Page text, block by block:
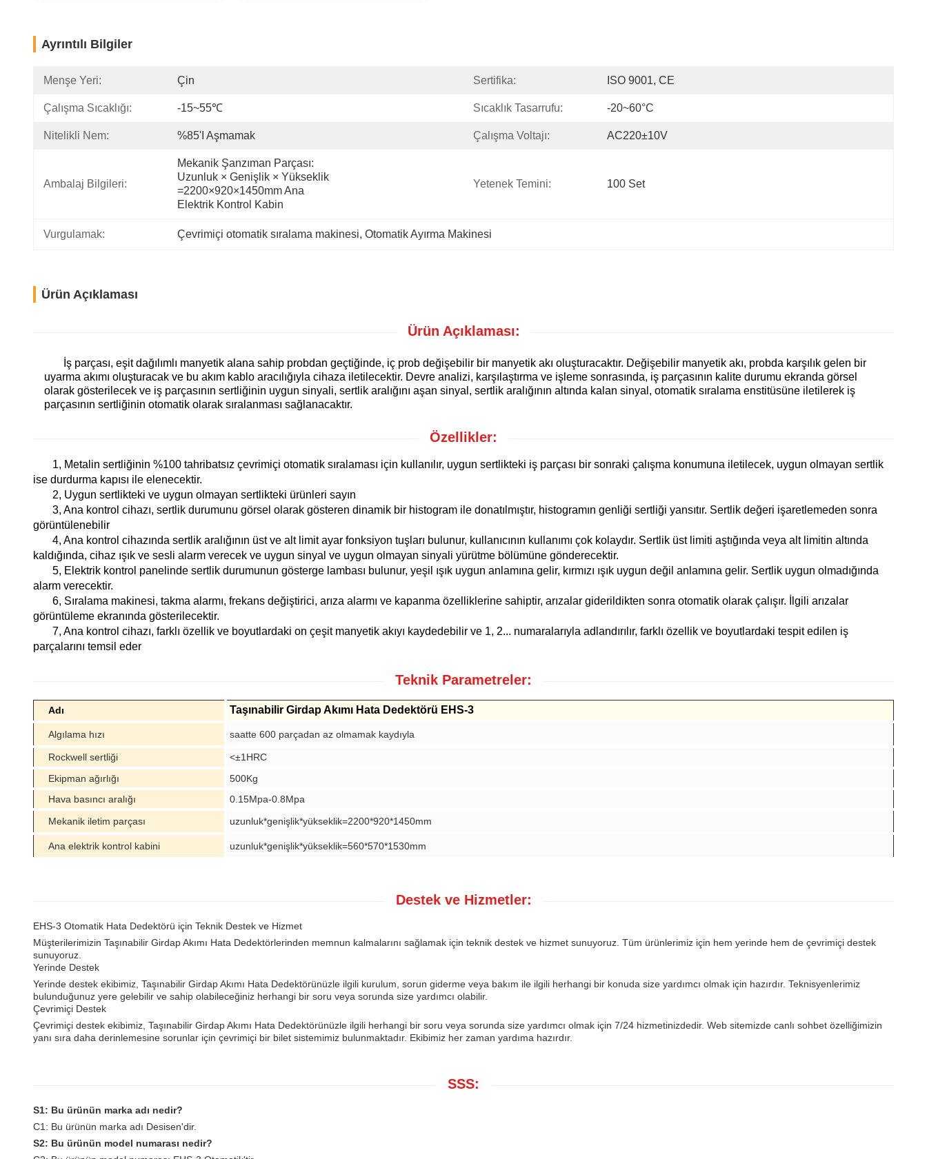
Ayrıntılı Bilgiler
Menşe Yeri: Çin Sertifika: ISO 9001, CE
Çalışma Sıcaklığı: -15~55℃ Sıcaklık Tasarrufu: -20~60°C
Nitelikli Nem: %85'i Aşmamak Çalışma Voltajı: AC220±10V
Ambalaj Bilgileri:
Mekanik Şanzıman Parçası:
Uzunluk × Genişlik × Yükseklik
=2200×920×1450mm Ana
Elektrik Kontrol Kabin
Yetenek Temini: 100 Set
Vurgulamak: Çevrimiçi otomatik sıralama makinesi, Otomatik Ayırma Makinesi
Ürün Açıklaması
Ürün Açıklaması:
İş parçası, eşit dağılımlı manyetik alana sahip probdan geçtiğinde, iç prob değişebilir bir manyetik akı oluşturacaktır. Değişebilir manyetik akı, probda karşılık gelen bir
uyarma akımı oluşturacak ve bu akım kablo aracılığıyla cihaza iletilecektir. Devre analizi, karşılaştırma ve işleme sonrasında, iş parçasının kalite durumu ekranda görsel
olarak gösterilecek ve iş parçasının sertliğinin uygun sinyali, sertlik aralığını aşan sinyal, sertlik aralığının altında kalan sinyal, otomatik sıralama enstitüsüne iletilerek iş
parçasının sertliğinin otomatik olarak sıralanması sağlanacaktır.
Özellikler:
1, Metalin sertliğinin %100 tahribatsız çevrimiçi otomatik sıralaması için kullanılır, uygun sertlikteki iş parçası bir sonraki çalışma konumuna iletilecek, uygun olmayan sertlik
ise durdurma kapısı ile elenecektir.
2, Uygun sertlikteki ve uygun olmayan sertlikteki ürünleri sayın
3, Ana kontrol cihazı, sertlik durumunu görsel olarak gösteren dinamik bir histogram ile donatılmıştır, histogramın genliği sertliği yansıtır. Sertlik değeri işaretlemeden sonra
görüntülenebilir
4, Ana kontrol cihazında sertlik aralığının üst ve alt limit ayar fonksiyon tuşları bulunur, kullanıcının kullanımı çok kolaydır. Sertlik üst limiti aştığında veya alt limitin altında
kaldığında, cihaz ışık ve sesli alarm verecek ve uygun sinyal ve uygun olmayan sinyali yürütme bölümüne gönderecektir.
5, Elektrik kontrol panelinde sertlik durumunun gösterge lambası bulunur, yeşil ışık uygun anlamına gelir, kırmızı ışık uygun değil anlamına gelir. Sertlik uygun olmadığında
alarm verecektir.
6, Sıralama makinesi, takma alarmı, frekans değiştirici, arıza alarmı ve kapanma özelliklerine sahiptir, arızalar giderildikten sonra otomatik olarak çalışır. İlgili arızalar
görüntüleme ekranında gösterilecektir.
7, Ana kontrol cihazı, farklı özellik ve boyutlardaki on çeşit manyetik akıyı kaydedebilir ve 1, 2... numaralarıyla adlandırılır, farklı özellik ve boyutlardaki tespit edilen iş
parçalarını temsil eder
Teknik Parametreler:
Adı Taşınabilir Girdap Akımı Hata Dedektörü EHS-3
Algılama hızı saatte 600 parçadan az olmamak kaydıyla
Rockwell sertliği
<±1HRC
Ekipman ağırlığı
500Kg
Hava basıncı aralığı
0.15Mpa-0.8Mpa
Mekanik iletim parçası
uzunluk*genişlik*yükseklik=2200*920*1450mm
Ana elektrik kontrol kabini uzunluk*genişlik*yükseklik=560*570*1530mm
Destek ve Hizmetler:
EHS-3 Otomatik Hata Dedektörü için Teknik Destek ve Hizmet
Müşterilerimizin Taşınabilir Girdap Akımı Hata Dedektörlerinden memnun kalmalarını sağlamak için teknik destek ve hizmet sunuyoruz. Tüm ürünlerimiz için hem yerinde hem de çevrimiçi destek
sunuyoruz.
Yerinde Destek
Yerinde destek ekibimiz, Taşınabilir Girdap Akımı Hata Dedektörünüzle ilgili kurulum, sorun giderme veya bakım ile ilgili herhangi bir konuda size yardımcı olmak için hazırdır. Teknisyenlerimiz
bulunduğunuz yere gelebilir ve sahip olabileceğiniz herhangi bir soru veya sorunda size yardımcı olabilir.
Çevrimiçi Destek
Çevrimiçi destek ekibimiz, Taşınabilir Girdap Akımı Hata Dedektörünüzle ilgili herhangi bir soru veya sorunda size yardımcı olmak için 7/24 hizmetinizdedir. Web sitemizde canlı sohbet özelliğimizin
yanı sıra daha derinlemesine sorunlar için çevrimiçi bir bilet sistemimiz bulunmaktadır. Ekibimiz her zaman yardıma hazırdır.
SSS:
S1: Bu ürünün marka adı nedir?
C1: Bu ürünün marka adı Desisen'dir.
S2: Bu ürünün model numarası nedir?